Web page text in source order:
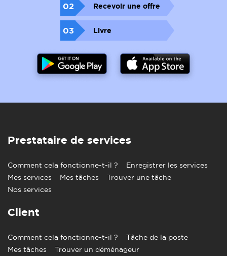
02 Recevoir une offre
03 Livre
Prestataire de services
Comment cela fonctionne-t-il ?
Enregistrer les services
Mes services
Mes tâches
Trouver une tâche
Nos services
Client
Comment cela fonctionne-t-il ?
Tâche de la poste
Mes tâches
Trouver un déménageur